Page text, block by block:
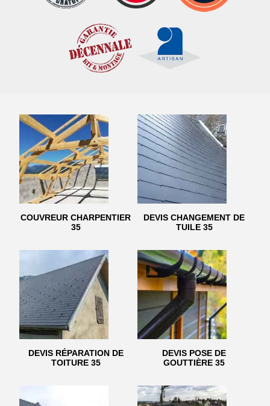
COUVREUR CHARPENTIER
35
DEVIS CHANGEMENT DE
TUILE 35
DEVIS RÉPARATION DE
TOITURE 35
DEVIS POSE DE
GOUTTIÈRE 35